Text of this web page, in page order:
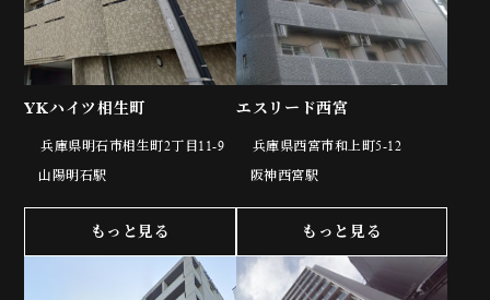
YKハイツ相生町
兵庫県明石市相生町2丁目11-9
山陽明石駅
もっと見る
エスリード西宮
兵庫県西宮市和上町5-12
阪神西宮駅
もっと見る